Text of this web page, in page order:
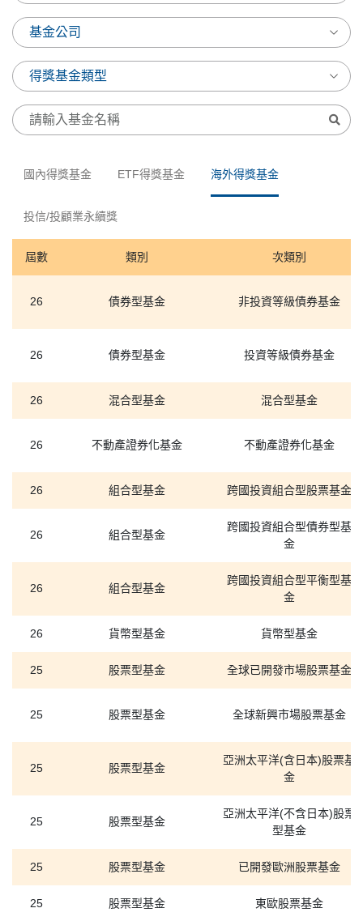
國內得獎基金 ETF得獎基金 海外得獎基金
投信/投顧業永續獎
屆數 類別 次類別
26 債券型基金 非投資等級債券基金
26 債券型基金 投資等級債券基金
26 混合型基金 混合型基金
26 不動產證券化基金 不動產證券化基金
26 組合型基金 跨國投資組合型股票基金
26 組合型基金
跨國投資組合型債券型基
金
26 組合型基金
跨國投資組合型平衡型基
金
26 貨幣型基金 貨幣型基金
25 股票型基金 全球已開發市場股票基金
25 股票型基金 全球新興市場股票基金
25 股票型基金
亞洲太平洋(含日本)股票基
金
25 股票型基金
亞洲太平洋(不含日本)股票
型基金
25 股票型基金 已開發歐洲股票基金
25 股票型基金 東歐股票基金